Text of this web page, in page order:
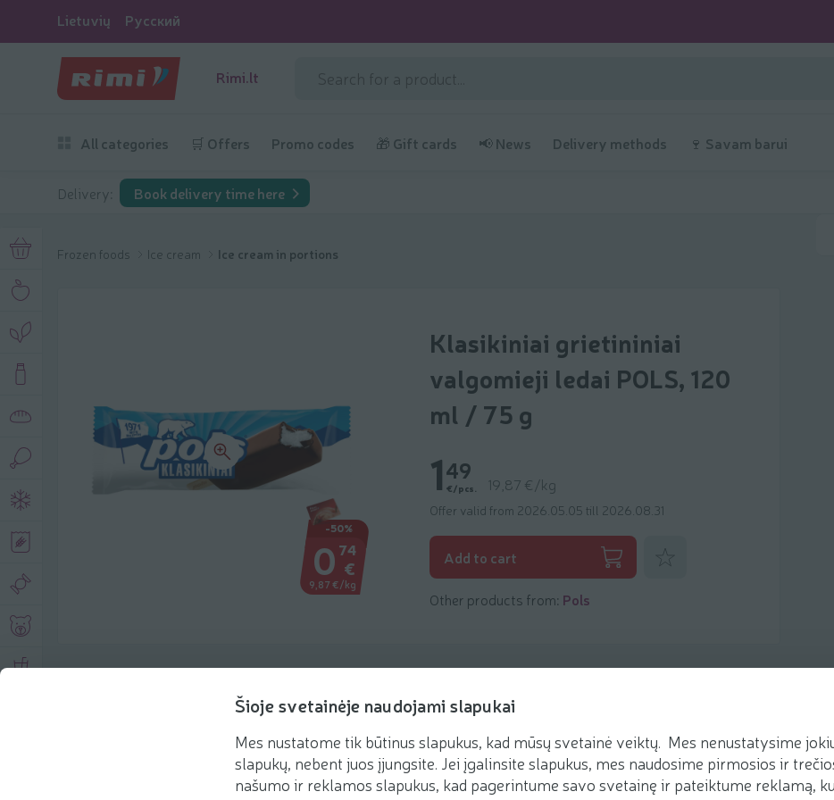
Šioje svetainėje naudojami slapukai
Mes nustatome tik būtinus slapukus, kad mūsų svetainė veiktų. Mes nenustatysime
slapukų, nebent juos įjungsite. Jei įgalinsite slapukus, mes naudosime pirmosios ir
našumo ir reklamos slapukus, kad pagerintume savo svetainę ir pateiktume reklamą,
Lietuvių Русский
Rimi.lt
All categories 🛒 Offers Promo codes 🎁 Gift cards 📢 News Delivery methods 🍷 Savam barui
Delivery: Book delivery time here
Frozen foods Ice cream Ice cream in portions
-50%
0 74
€
9,87 €/kg
Klasikiniai grietininiai
valgomieji ledai POLS, 120
ml / 75 g
149
€/pcs. 19,87 €/kg
Offer valid from 2026.05.05 till 2026.08.31
Add to cart
Other products from: Pols
Product description
Recommendations Recipes